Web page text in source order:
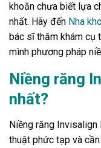
khoăn chưa biết lựa
nhất. Hãy đến Nha
bác sĩ thăm khám cụ
mình phương pháp
Niềng răng
nhất?
Niềng răng Invisalign
thuật phức tạp và